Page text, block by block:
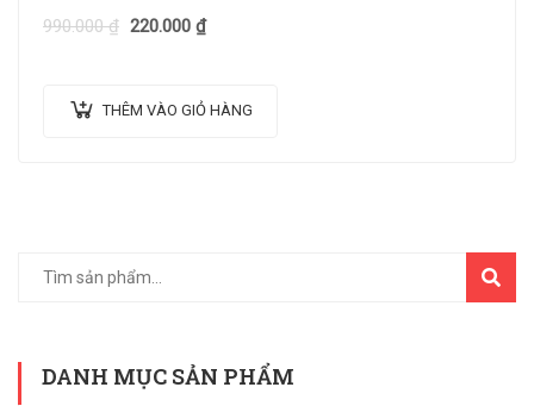
990.000₫ 220.000 ₫
THÊM VÀO GIỎ HÀNG
TÌM
DANH MỤC SẢN PHẨM